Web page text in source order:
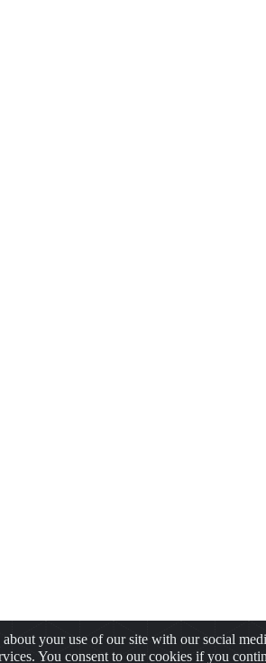
your use of our site with our social
You consent to our cookies if you